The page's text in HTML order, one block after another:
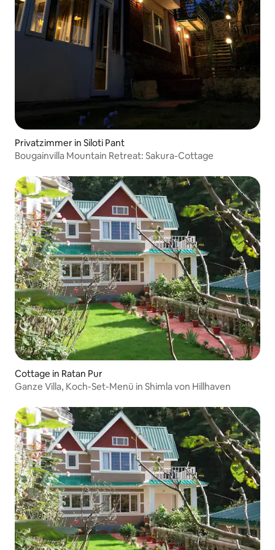
Privatzimmer in Siloti Pant
Bougainvilla Mountain Retreat: Sakura-Cottage
Cottage in Ratan Pur
Ganze Villa, Koch-Set-Menü in Shimla von Hillhaven